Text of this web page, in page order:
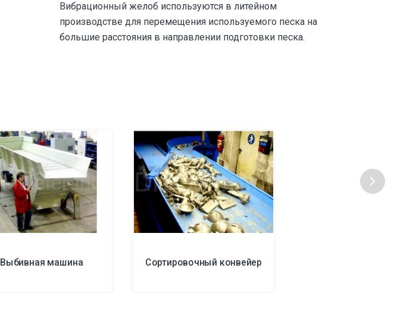
Вибрационный желоб используются в литейном
производстве для перемещения используемого песка на
большие расстояния в направлении подготовки песка.
Выбивная машина Сортировочный конвейер